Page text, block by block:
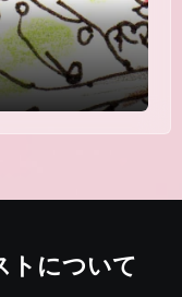
トについて